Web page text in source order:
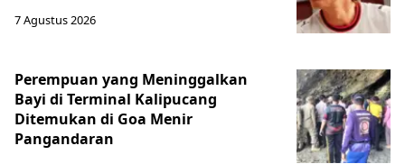
7 Agustus 2026
Perempuan yang Meninggalkan
Bayi di Terminal Kalipucang
Ditemukan di Goa Menir
Pangandaran